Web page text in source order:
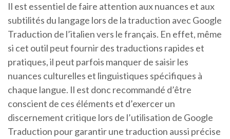
Il est essentiel de faire attention aux nuances et aux
subtilités du langage lors de la traduction avec Google
Traduction de l’italien vers le français. En effet, même
si cet outil peut fournir des traductions rapides et
pratiques, il peut parfois manquer de saisir les
nuances culturelles et linguistiques spécifiques à
chaque langue. Il est donc recommandé d’être
conscient de ces éléments et d’exercer un
discernement critique lors de l’utilisation de Google
Traduction pour garantir une traduction aussi précise